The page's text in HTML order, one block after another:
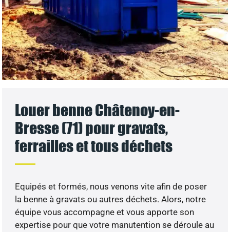
Louer benne Châtenoy-en-
Bresse (71) pour gravats,
ferrailles et tous déchets
Equipés et formés, nous venons vite afin de poser
la benne à gravats ou autres déchets. Alors, notre
équipe vous accompagne et vous apporte son
expertise pour que votre manutention se déroule au